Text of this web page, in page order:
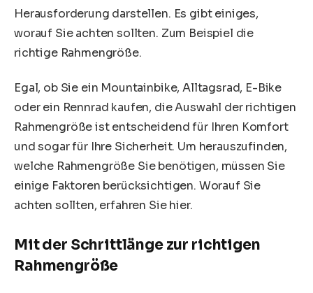
Herausforderung darstellen. Es gibt einiges,
worauf Sie achten sollten. Zum Beispiel die
richtige Rahmengröße.
Egal, ob Sie ein Mountainbike, Alltagsrad, E-Bike
oder ein Rennrad kaufen, die Auswahl der richtigen
Rahmengröße ist entscheidend für Ihren Komfort
und sogar für Ihre Sicherheit. Um herauszufinden,
welche Rahmengröße Sie benötigen, müssen Sie
einige Faktoren berücksichtigen. Worauf Sie
achten sollten, erfahren Sie hier.
Mit der Schrittlänge zur richtigen
Rahmengröße